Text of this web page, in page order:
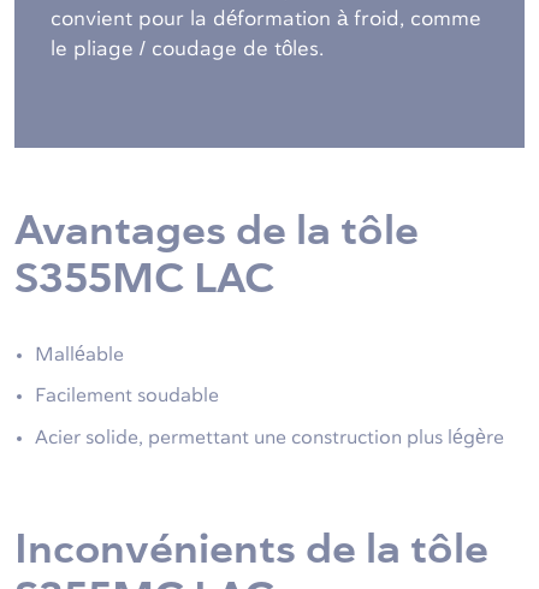
convient pour la déformation à froid, comme
le pliage / coudage de tôles.
Avantages de la tôle
S355MC LAC
Malléable
Facilement soudable
Acier solide, permettant une construction plus légère
Inconvénients de la tôle